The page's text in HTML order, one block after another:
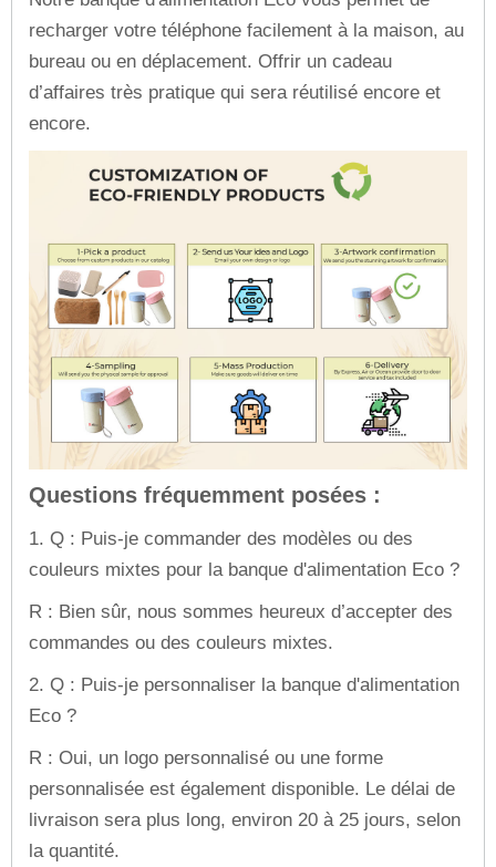
recharger votre téléphone facilement à la maison, au
bureau ou en déplacement. Offrir un cadeau
d’affaires très pratique qui sera réutilisé encore et
encore.
Questions fréquemment posées :
1. Q : Puis-je commander des modèles ou des
couleurs mixtes pour la banque d'alimentation Eco ?
R : Bien sûr, nous sommes heureux d’accepter des
commandes ou des couleurs mixtes.
2. Q : Puis-je personnaliser la banque d'alimentation
Eco ?
R : Oui, un logo personnalisé ou une forme
personnalisée est également disponible. Le délai de
livraison sera plus long, environ 20 à 25 jours, selon
la quantité.